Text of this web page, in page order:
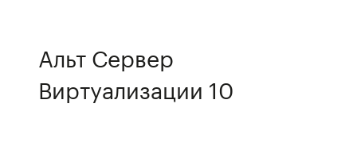
Альт Сервер
Виртуализации 10